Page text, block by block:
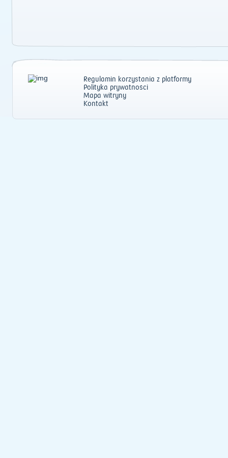
Regulamin korzystania z platformy
Polityka prywatności
Mapa witryny
Kontakt